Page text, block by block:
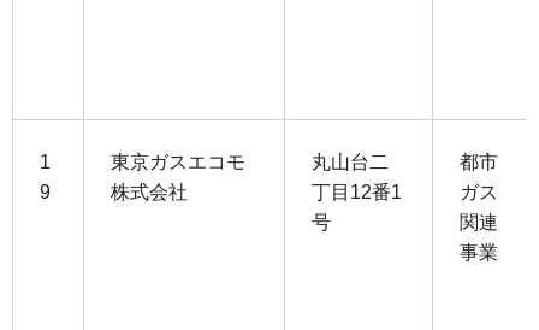
1
9
東京ガスエコモ
株式会社
丸山台二
丁目12番1
号
都市
ガス
関連
事業